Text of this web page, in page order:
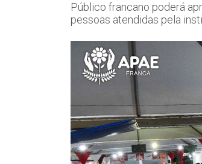
Público francano poderá
pessoas atendidas pela